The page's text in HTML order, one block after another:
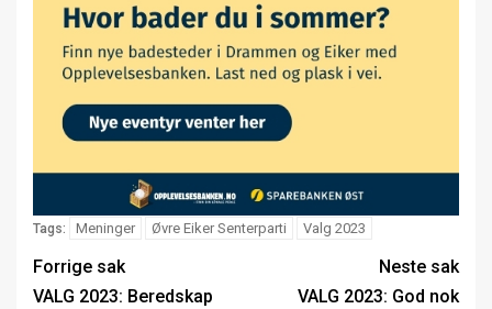
Tags: Meninger Øvre Eiker Senterparti Valg 2023
Forrige sak
VALG 2023: Beredskap
Neste sak
VALG 2023: God nok